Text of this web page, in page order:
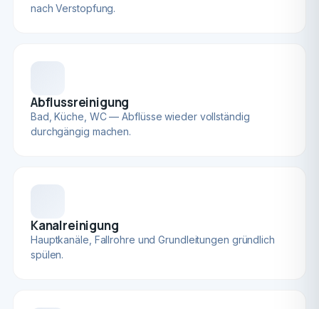
nach Verstopfung.
Abflussreinigung
Bad, Küche, WC — Abflüsse wieder vollständig
durchgängig machen.
Kanalreinigung
Hauptkanäle, Fallrohre und Grundleitungen gründlich
spülen.